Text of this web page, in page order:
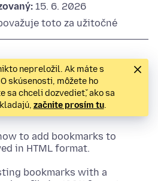
15. 6. 2026
toto za užitočné
nepreložil. Ak máte s
skúsenosti, môžete ho
sa chceli dozvedieť, ako sa
začnite prosím tu.
to add bookmarks to
in HTML format.
bookmarks with a